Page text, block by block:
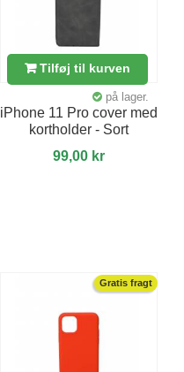
Tilføj til kurven
på lager.
iPhone 11 Pro cover med
kortholder - Sort
99,00 kr
Gratis fragt